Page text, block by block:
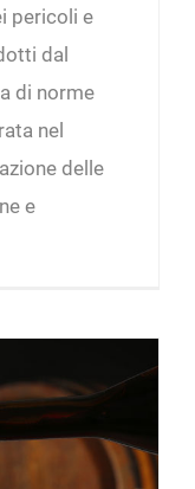
pericoli e
dal
di norme
nel
delle
e